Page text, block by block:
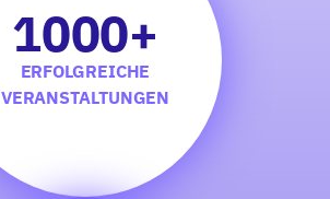
1000+
ERFOLGREICHE
VERANSTALTUNGEN